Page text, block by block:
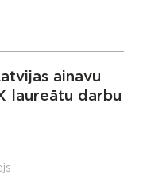
ainavu
laureātu darbu